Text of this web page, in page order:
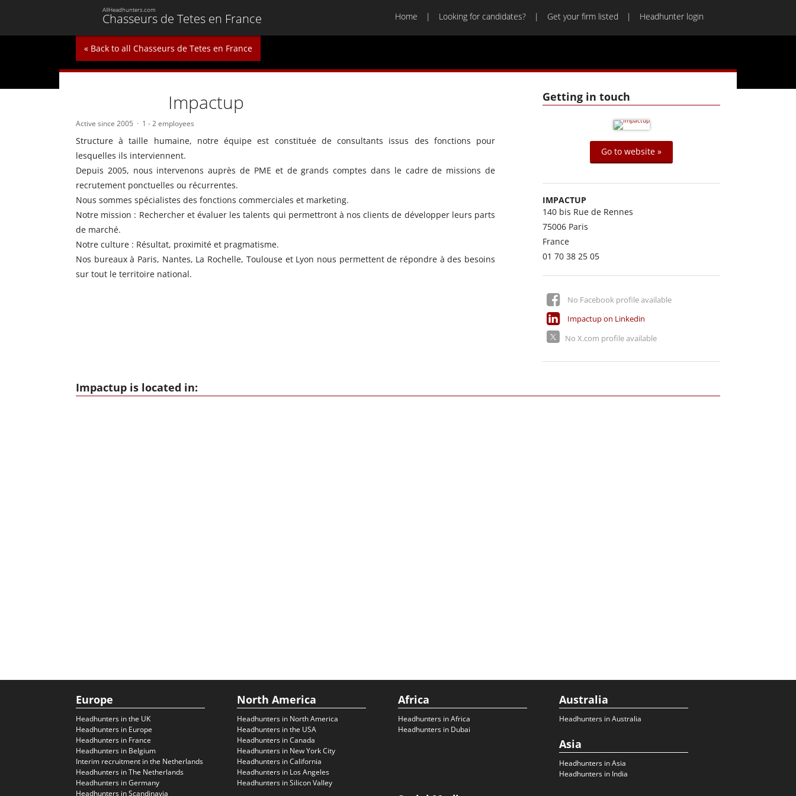
Chasseurs de Tetes en France
AllHeadhunters.com
Home Looking for candidates? Get your firm listed Headhunter login
« Back to all Chasseurs de Tetes en France
Getting in touch
Go to website »
IMPACTUP
140 bis Rue de Rennes
75006 Paris
France
01 70 38 25 05
No Facebook profile available
Impactup on Linkedin
No X.com profile available
Impactup
Active since 2005 1 - 2 employees
Structure à taille humaine, notre équipe est constituée de consultants issus des fonctions pour
lesquelles ils interviennent.
Depuis 2005, nous intervenons auprès de PME et de grands comptes dans le cadre de missions de
recrutement ponctuelles ou récurrentes.
Nous sommes spécialistes des fonctions commerciales et marketing.
Notre mission : Rechercher et évaluer les talents qui permettront à nos clients de développer leurs parts
de marché.
Notre culture : Résultat, proximité et pragmatisme.
Nos bureaux à Paris, Nantes, La Rochelle, Toulouse et Lyon nous permettent de répondre à des besoins
sur tout le territoire national.
Impactup is located in:
Europe
Headhunters in the UK
Headhunters in Europe
Headhunters in France
Headhunters in Belgium
Interim recruitment in the Netherlands
Headhunters in The Netherlands
Headhunters in Germany
Headhunters in Scandinavia
North America
Headhunters in North America
Headhunters in the USA
Headhunters in Canada
Headhunters in New York City
Headhunters in California
Headhunters in Los Angeles
Headhunters in Silicon Valley
Africa
Headhunters in Africa
Headhunters in Dubai
Australia
Headhunters in Australia
Asia
Headhunters in Asia
Headhunters in India